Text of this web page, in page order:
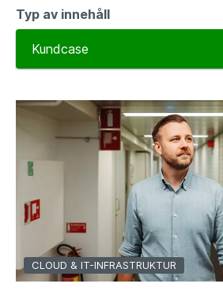
Typ av innehåll
CLOUD & IT-INFRASTRUKTUR